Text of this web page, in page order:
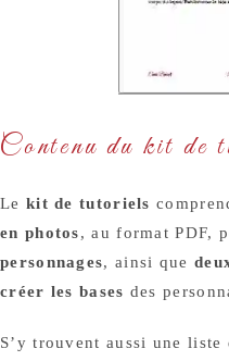
Contenu du kit de
Le kit de tutoriels
en photos, au format PDF,
personnages, ainsi que
créer les bases des
S’y trouvent aussi une liste